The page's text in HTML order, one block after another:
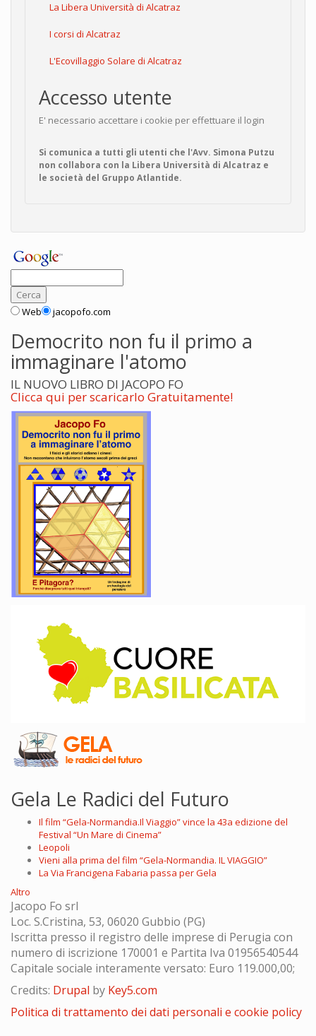
La Libera Università di Alcatraz
I corsi di Alcatraz
L'Ecovillaggio Solare di Alcatraz
Accesso utente
E' necessario accettare i cookie per effettuare il login
Si comunica a tutti gli utenti che l'Avv. Simona Putzu
non collabora con la Libera Università di Alcatraz e
le società del Gruppo Atlantide.
Web jacopofo.com
Democrito non fu il primo a
immaginare l'atomo
IL NUOVO LIBRO DI JACOPO FO
Clicca qui per scaricarlo Gratuitamente!
Gela Le Radici del Futuro
Il film “Gela-Normandia.Il Viaggio” vince la 43a edizione del
Festival “Un Mare di Cinema”
Leopoli
Vieni alla prima del film “Gela-Normandia. IL VIAGGIO”
La Via Francigena Fabaria passa per Gela
Altro
Jacopo Fo srl
Loc. S.Cristina, 53, 06020 Gubbio (PG)
Iscritta presso il registro delle imprese di Perugia con
numero di iscrizione 170001 e Partita Iva 01956540544
Capitale sociale interamente versato: Euro 119.000,00;
Credits: Drupal by Key5.com
Politica di trattamento dei dati personali e cookie policy